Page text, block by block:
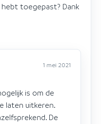
toegepast? Dank
1 mei 2021
is om de
laten uitkeren.
De